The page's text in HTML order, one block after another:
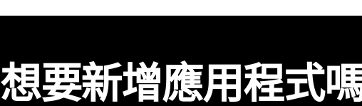
想要新增應用程式